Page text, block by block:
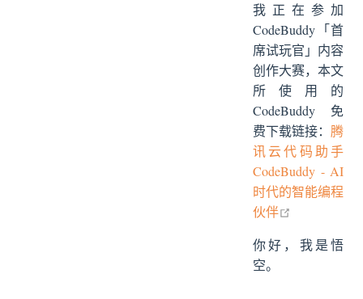
借助 CodeBuddy 打造一个爱心表白墙
部署网站
我正在参加
CodeBuddy「首
席试玩官」内容
创作大赛，本文
所使用的
CodeBuddy 免
费下载链接： 腾
讯云代码助手
CodeBuddy - AI
时代的智能编程
伙伴
你好，我是悟
空。